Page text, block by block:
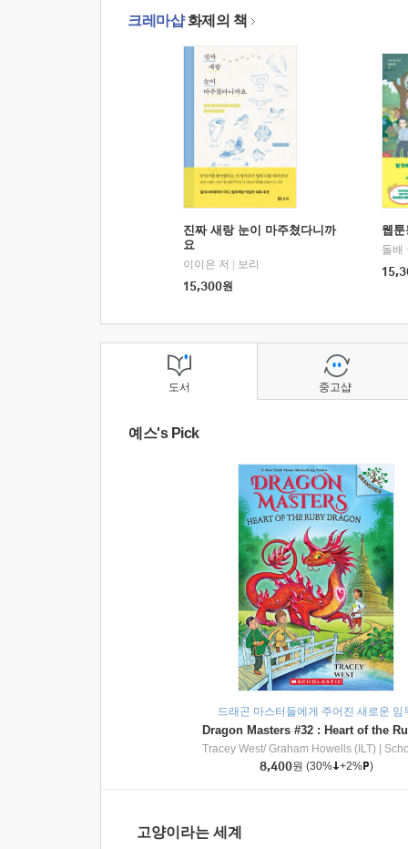
크레마샵화제의 책
진짜 새랑 눈이 마주쳤다니까
요
이이은 저
보리
15,300원
웹
돌배
도서
예스's Pick
드래곤 마스터들에게 주어진 새로운 임
Tracey West/ Graham Howells (ILT)
8,400원 (30% +2% )
고양이라는 세계
중고샵